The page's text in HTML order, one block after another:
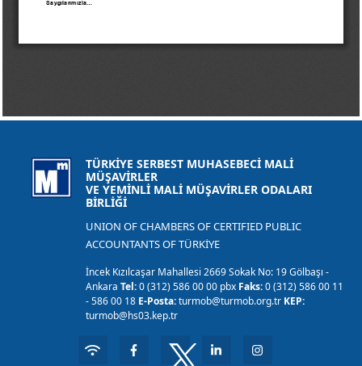
TÜRKİYE SERBEST MUHASEBECİ MALİ
MÜŞAVİRLER
VE YEMİNLİ MALİ MÜŞAVİRLER ODALARI
BİRLİĞİ
UNION OF CHAMBERS OF CERTIFIED PUBLIC
ACCOUNTANTS OF TÜRKİYE
İncek Kızılcaşar Mahallesi 2669 Sokak No: 19 Gölbaşı -
AnkaraTel:0 (312) 586 00 00 pbx Faks:0 (312) 586 00 11
- 586 00 18 E-Posta:turmob@turmob.org.tr KEP:
turmob@hs03.kep.tr